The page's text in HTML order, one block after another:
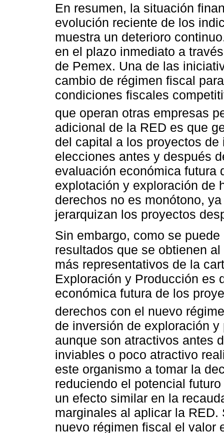
En resumen, la situación
evolución reciente de los
muestra un deterioro
en el plazo inmediato a
de Pemex. Una de las
cambio de régimen fiscal
condiciones fiscales
que operan otras empresas
adicional de la RED es que
del capital a los proyectos
elecciones antes y después
evaluación económica futura
explotación y exploración de
derechos no es monótono,
jerarquizan los proyectos
Sin embargo, como se
resultados que se obtienen
más representativos de la
Exploración y Producción es
económica futura de los
derechos con el nuevo
de inversión de exploración
aunque son atractivos antes
inviables o poco atractivo
este organismo a tomar la
reduciendo el potencial
un efecto similar en la
marginales al aplicar la
nuevo régimen fiscal el valor